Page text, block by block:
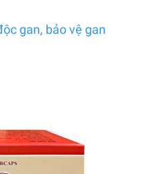
gan, bảo vệ gan